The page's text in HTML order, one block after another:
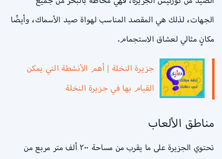
الجهات، لذلك هي المقصد المناسب لهواة صيد الأسماك، وأيضًا
مكانٍ مثالي لعشاق الاستجمام.
جزيرة النخلة | أهم الأنشطة التي يمكن
القيام بها في جزيرة النخلة
مناطق الألعاب
تحتوي الجزيرة على ما يقرب من مساحة ٢٠٠ ألف متر مربع من